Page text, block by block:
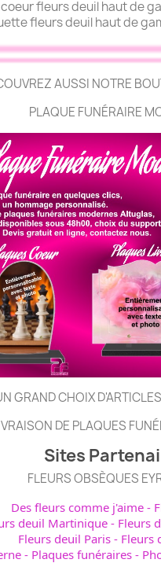
fleurs deuil haut de
fleurs deuil haut de
AUSSI NOTRE
PLAQUE FUNÉRAIRE
GRAND CHOIX
DE PLAQUES
Sites
FLEURS OBSÈQUES
Des fleurs comme j'aime -
deuil Martinique- Fleurs
Fleurs deuil Paris- Fleurs
- Plaques funéraires -